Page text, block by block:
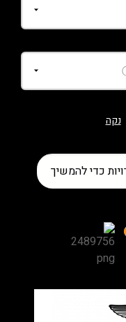
נקה
כדי להמשיך